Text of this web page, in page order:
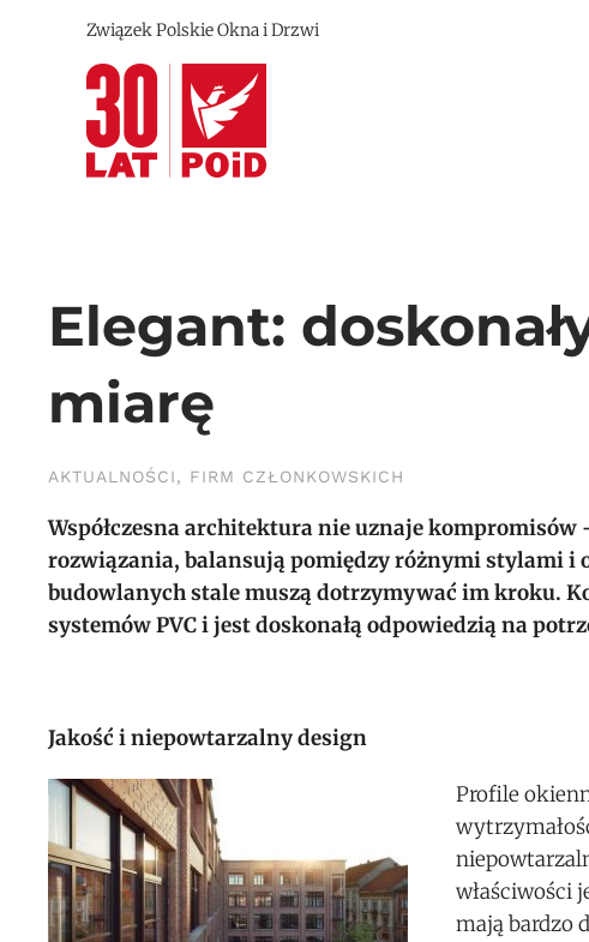
Związek Polskie Okna i Drzwi
Elegant:
miarę
AKTUALNOŚCI, FIRM CZŁONKOWSKICH
Współczesna architektura nie uznaje
rozwiązania, balansują pomiędzy różnymi stylami i
budowlanych stale muszą dotrzymywać im kroku.
systemów PVC i jest doskonałą odpowiedzią na
Jakość i niepowtarzalny design
Profile
właściwości
mają bardzo